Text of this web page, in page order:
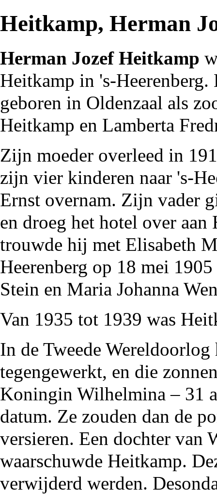
Heitkamp, Herman
Herman Jozef Heitkamp
Heitkamp in 's-Heerenberg.
geboren in Oldenzaal als
Heitkamp en Lamberta
Zijn moeder overleed in
zijn vier kinderen naar 's-
Ernst overnam. Zijn vader
en droeg het hotel over
trouwde hij met Elisabeth
Heerenberg op 18 mei 1905
Stein en Maria Johanna
Van 1935 tot 1939 was
In de Tweede Wereldoorlog
tegengewerkt, en die
Koningin Wilhelmina – 31
datum. Ze zouden dan de
versieren. Een dochter van
waarschuwde Heitkamp.
verwijderd werden.